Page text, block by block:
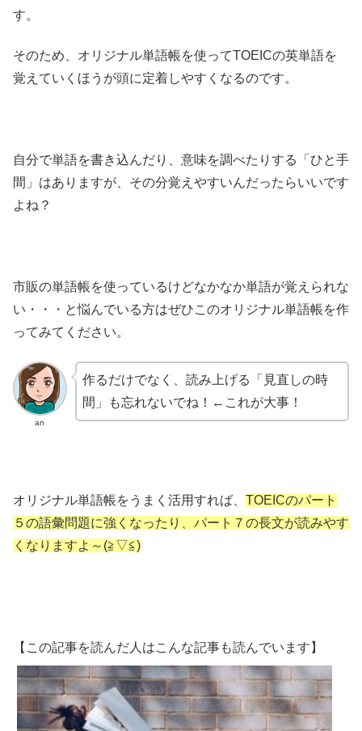
す。
そのため、オリジナル単語帳を使ってTOEICの英単語を
覚えていくほうが頭に定着しやすくなるのです。
自分で単語を書き込んだり、意味を調べたりする「ひと手
間」はありますが、その分覚えやすいんだったらいいです
よね？
市販の単語帳を使っているけどなかなか単語が覚えられな
い・・・と悩んでいる方はぜひこのオリジナル単語帳を作
ってみてください。
an
作るだけでなく、読み上げる「見直しの時
間」も忘れないでね！←これが大事！
オリジナル単語帳をうまく活用すれば、 TOEICのパート
５の語彙問題に強くなったり、パート７の長文が読みやす
くなりますよ～(≧▽≦)
【この記事を読んだ人はこんな記事も読んでいます】